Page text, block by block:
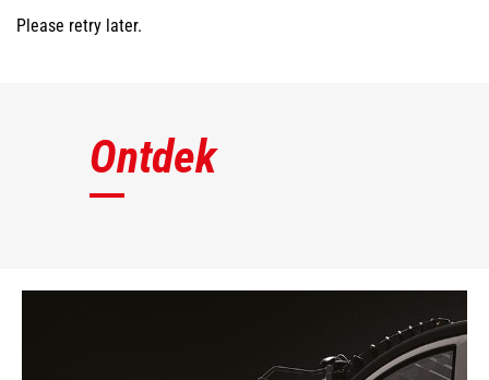
Please retry later.
Ontdek